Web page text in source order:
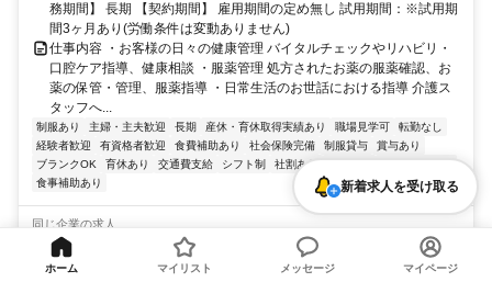
務期間】 長期 【契約期間】 雇用期間の定め無し 試用期間：※試用期
間3ヶ月あり(労働条件は変動ありません)
仕事内容 ・お客様の日々の健康管理 バイタルチェックやリハビリ・
口腔ケア指導、健康相談 ・服薬管理 処方されたお薬の服薬確認、お
薬の保管・管理、服薬指導 ・日常生活のお世話における指導 介護ス
タッフへ...
制服あり 主婦・主夫歓迎 長期 産休・育休取得実績あり 職場見学可
転勤なし
経験者歓迎
有資格者歓迎 食費補助あり 社会保険完備 制服貸与
賞与あり
ブランクOK
育休あり 交通費支給 シフト制 社割あり 昇給あり
賞与年2回あり
食事補助あり
同じ企業の求人
前へ 1 2 4 5 次へ
新着求人を受け取る
ホーム マイリスト メッセージ マイページ